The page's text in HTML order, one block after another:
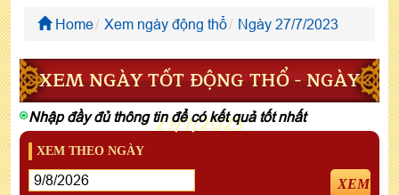
Home Xem ngày động thổ Ngày 27/7/2023
XEM NGÀY TỐT ĐỘNG THỔ - NGÀY
27/7/2023
Nhập đầy đủ thông tin để có kết quả tốt nhất
XEM THEO NGÀY
XEM